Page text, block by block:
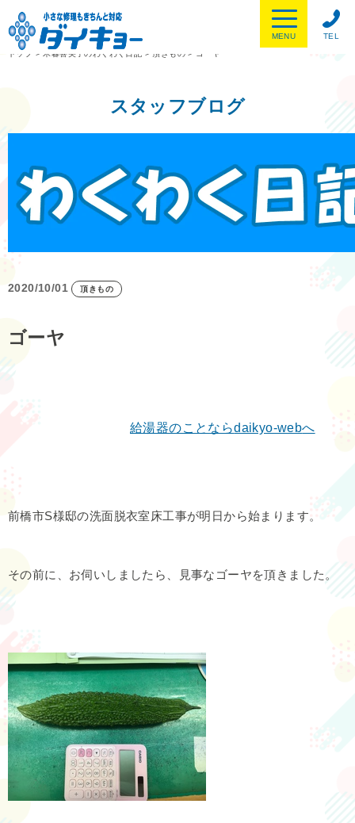
TEL
MENU
トップ
> 木暮喜美子のわくわく日記 > 頂きもの > ゴーヤ
スタッフブログ
2020/10/01 頂きもの
ゴーヤ
給湯器のことならdaikyo-webへ
前橋市S様邸の洗面脱衣室床工事が明日から始まります。
その前に、お伺いしましたら、見事なゴーヤを頂きました。